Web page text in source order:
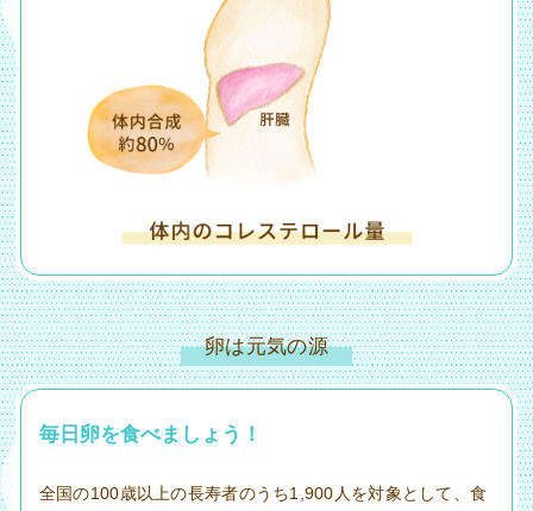
卵は元気の源
毎日卵を食べましょう！
全国の100歳以上の長寿者のうち1,900人を対象として、食